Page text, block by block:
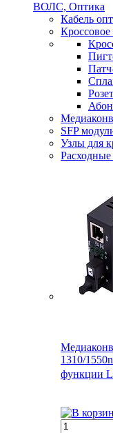
ВОЛС, Оптика
Кабель
Кроссовое
SFP
Узлы для
1310/
функции